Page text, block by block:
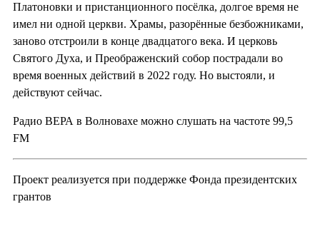
Платоновки и пристанционного посёлка, долгое время не
имел ни одной церкви. Храмы, разорённые безбожниками,
заново отстроили в конце двадцатого века. И церковь
Святого Духа, и Преображенский собор пострадали во
время военных действий в 2022 году. Но выстояли, и
действуют сейчас.
Радио ВЕРА в Волновахе можно слушать на частоте 99,5
FM
Проект реализуется при поддержке Фонда президентских
грантов